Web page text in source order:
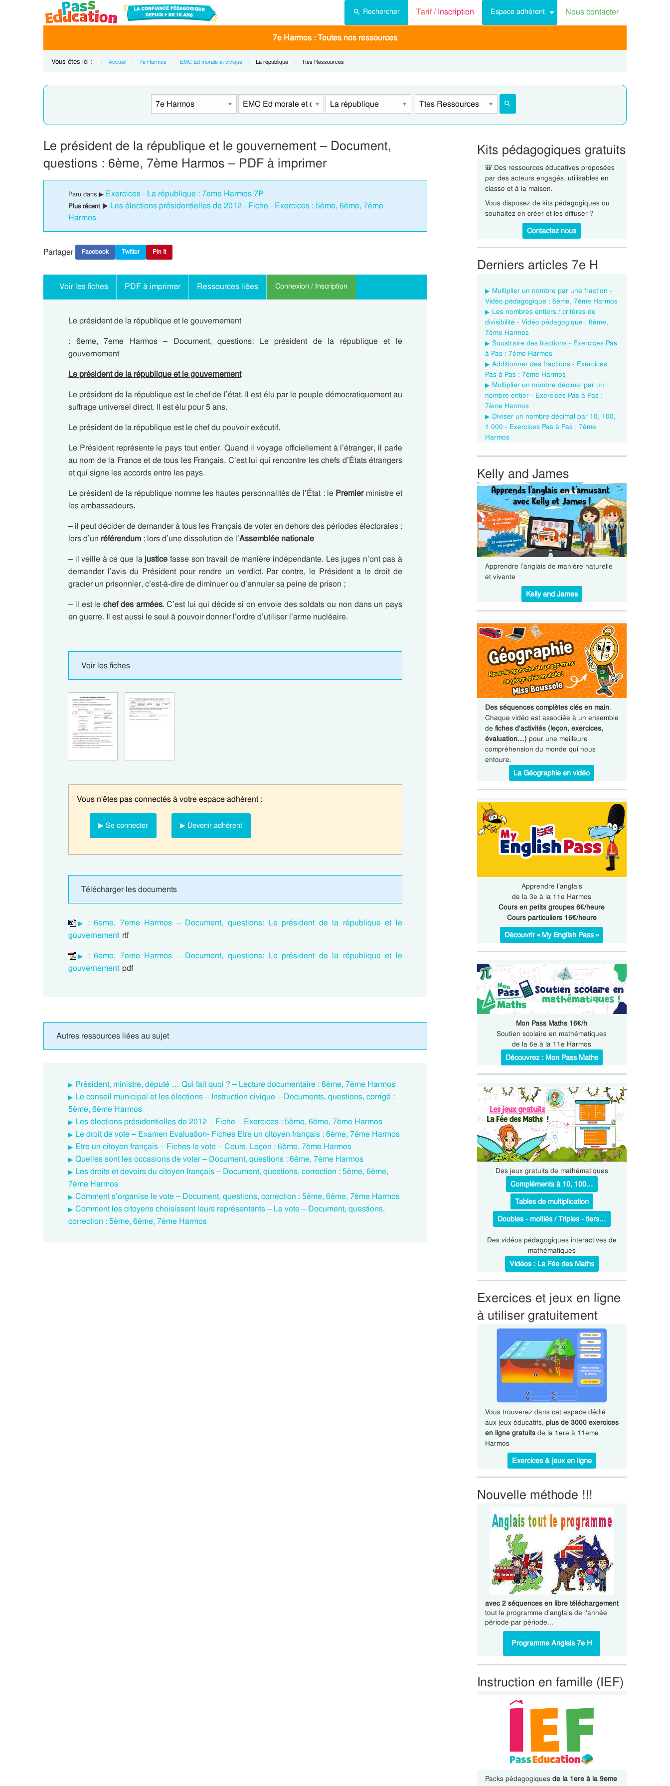
Rechercher Tarif /Inscription Espace adhérent Nous contacter
7e Harmos : Toutes nos ressources
Vous êtes ici : Accueil 7e Harmos EMC Ed morale et civique Current:
La république Current:
Ttes Ressources
Le président de la république et le gouvernement – Document,
questions : 6ème, 7ème Harmos – PDF à imprimer
Paru dans ▶ Exercices - La république : 7eme Harmos 7P
Plus récent ▶ Les élections présidentielles de 2012 - Fiche - Exercices : 5ème, 6ème, 7ème
Harmos
Partager Facebook Twitter Pin It
Voir les fiches PDF à imprimer Ressources liées Connexion / Inscription
Le président de la république et le gouvernement
: 6eme, 7eme Harmos – Document, questions: Le président de la république et le
gouvernement
Le président de la république et le gouvernement
Le président de la république est le chef de l’état. Il est élu par le peuple démocratiquement au
suffrage universel direct. Il est élu pour 5 ans.
Le président de la république est le chef du pouvoir exécutif.
Le Président représente le pays tout entier. Quand il voyage officiellement à l’étranger, il parle
au nom de la France et de tous les Français. C’est lui qui rencontre les chefs d’États étrangers
et qui signe les accords entre les pays.
Le président de la république nomme les hautes personnalités de l’État : le Premier ministre et
les ambassadeurs.
– il peut décider de demander à tous les Français de voter en dehors des périodes électorales :
lors d’un référendum ; lors d’une dissolution de l’Assemblée nationale
– il veille à ce que la justice fasse son travail de manière indépendante. Les juges n’ont pas à
demander l’avis du Président pour rendre un verdict. Par contre, le Président a le droit de
gracier un prisonnier, c’est-à-dire de diminuer ou d’annuler sa peine de prison ;
– il est le chef des armées. C’est lui qui décide si on envoie des soldats ou non dans un pays
en guerre. Il est aussi le seul à pouvoir donner l’ordre d’utiliser l’arme nucléaire.
Voir les fiches
Vous n'êtes pas connectés à votre espace adhérent :
▶ Se connecter ▶ Devenir adhérent
Télécharger les documents
: 6eme, 7eme Harmos – Document, questions: Le président de la république et le
gouvernement rtf
: 6eme, 7eme Harmos – Document, questions: Le président de la république et le
gouvernement pdf
Autres ressources liées au sujet
Président, ministre, député … Qui fait quoi ? – Lecture documentaire : 6ème, 7ème Harmos
Le conseil municipal et les élections – Instruction civique – Documents, questions, corrigé :
5ème, 6ème Harmos
Les élections présidentielles de 2012 – Fiche – Exercices : 5ème, 6ème, 7ème Harmos
Le droit de vote – Examen Evaluation- Fiches Etre un citoyen français : 6ème, 7ème Harmos
Etre un citoyen français – Fiches le vote – Cours, Leçon : 6ème, 7ème Harmos
Quelles sont les occasions de voter – Document, questions : 6ème, 7ème Harmos
Les droits et devoirs du citoyen français – Document, questions, correction : 5ème, 6ème,
7ème Harmos
Comment s’organise le vote – Document, questions, correction : 5ème, 6ème, 7ème Harmos
Comment les citoyens choisissent leurs représentants – Le vote – Document, questions,
correction : 5ème, 6ème, 7ème Harmos
Kits pédagogiques gratuits
🎒 Des ressources éducatives proposées
par des acteurs engagés, utilisables en
classe et à la maison.
Vous disposez de kits pédagogiques ou
souhaitez en créer et les diffuser ?
Contactez nous
Derniers articles 7e H
Multiplier un nombre par une fraction -
Vidéo pédagogique : 6ème, 7ème Harmos
Les nombres entiers / critères de
divisibilité - Vidéo pédagogique : 6ème,
7ème Harmos
Soustraire des fractions - Exercices Pas
à Pas : 7ème Harmos
Additionner des fractions - Exercices
Pas à Pas : 7ème Harmos
Multiplier un nombre décimal par un
nombre entier - Exercices Pas à Pas :
7ème Harmos
Diviser un nombre décimal par 10, 100,
1 000 - Exercices Pas à Pas : 7ème
Harmos
Kelly and James
Apprendre l’anglais de manière naturelle
et vivante
Kelly and James
Des séquences complètes clés en main.
Chaque vidéo est associée à un ensemble
de fiches d'activités (leçon, exercices,
évaluation…) pour une meilleure
compréhension du monde qui nous
entoure.
La Géographie en vidéo
Apprendre l’anglais
de la 3e à la 11e Harmos
Cours en petits groupes 6€/heure
Cours particuliers 16€/heure
Découvrir « My English Pass »
Mon Pass Maths 16€/h
Soutien scolaire en mathématiques
de la 6e à la 11e Harmos
Découvrez : Mon Pass Maths
Des jeux gratuits de mathématiques
Compléments à 10, 100…
Tables de multiplication
Doubles - moitiés / Triples - tiers…
Des vidéos pédagogiques interactives de
mathématiques
Vidéos : La Fée des Maths
Exercices et jeux en ligne
à utiliser gratuitement
Vous trouverez dans cet espace dédié
aux jeux éducatifs, plus de 3000 exercices
en ligne gratuitsde la 1ere à 11eme
Harmos
Exercices & jeux en ligne
Nouvelle méthode !!!
avec 2 séquences en libre téléchargement
tout le programme d'anglais de l'année
période par période...
Programme Anglais 7e H
Instruction en famille (IEF)
Packs pédagogiques de la 1ere à la 9eme